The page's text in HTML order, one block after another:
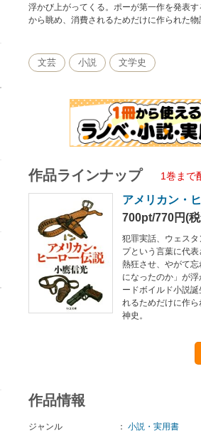
浮かび上がってくる。ポーが第一作を発表
から眺め、消費されるためだけに作られた
文芸 小説 文学史
作品ラインナップ 1巻まで
アメリカン・
700pt/770円(
犯罪実話、ウェス
プという言葉に代
熱狂させ、やがて
になったのか」が
ードボイルド小説
れるためだけに作
神史。
作品情報
ジャンル ： 小説・実用書